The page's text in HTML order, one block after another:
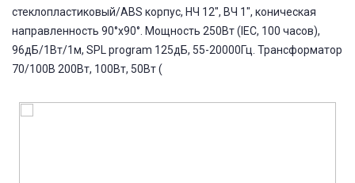
стеклопластиковый/ABS корпус, НЧ 12", ВЧ 1", коническая
направленность 90°x90°. Мощность 250Вт (IEC, 100 часов),
96дБ/1Вт/1м, SPL program 125дБ, 55-20000Гц. Трансформатор
70/100В 200Вт, 100Вт, 50Вт (